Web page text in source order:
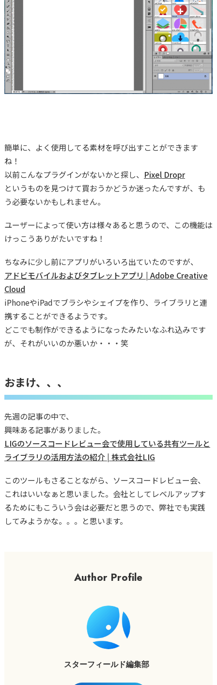
簡単に、よく使用してる素材を呼び出すことができます
ね！
以前こんなプラグインがないかと探し、 Pixel Dropr
というものを見つけて買おうかどうか迷ったんですが、も
う必要ないかもしれません。
ユーザーによって使い方は様々あると思うので、この機能は
けっこうありがたいですね！
ちなみに少し前にアプリがいろいろ出ていたのですが、
アドビモバイルおよびタブレットアプリ | Adobe Creative
Cloud
iPhoneやiPadでブラシやシェイプを作り、ライブラリと連
携することができるようです。
どこでも制作ができるようになったみたいなふれ込みです
が、それがいいのか悪いか・・・笑
おまけ、、、
先週の記事の中で、
興味ある記事がありました。
LIGのソースコードレビュー会で使用している共有ツールと
ライブラリの活用方法の紹介 | 株式会社LIG
このツールもさることながら、ソースコードレビュー会、
これはいいなぁと思いました。会社としてレベルアップす
るためにもこういう会は必要だと思うので、弊社でも実践
してみようかな。。。と思います。
Author Profile
スターフィールド編集部